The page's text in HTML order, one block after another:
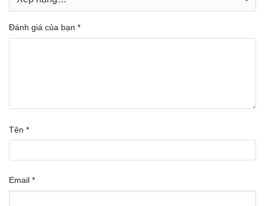
Đánh giá của bạn *
Tên *
Email *